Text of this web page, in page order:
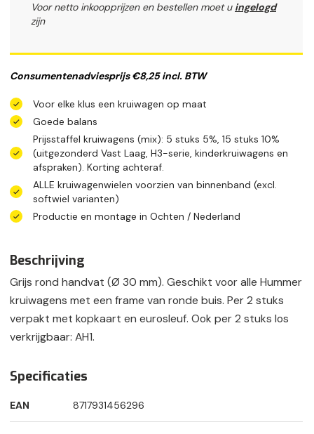
Voor netto inkoopprijzen en bestellen moet u ingelogd
zijn
Consumentenadviesprijs €8,25 incl. BTW
Voor elke klus een kruiwagen op maat
Goede balans
Prijsstaffel kruiwagens (mix): 5 stuks 5%, 15 stuks 10%
(uitgezonderd Vast Laag, H3-serie, kinderkruiwagens en
afspraken). Korting achteraf.
ALLE kruiwagenwielen voorzien van binnenband (excl.
softwiel varianten)
Productie en montage in Ochten / Nederland
Beschrijving
Grijs rond handvat (Ø 30 mm). Geschikt voor alle Hummer
kruiwagens met een frame van ronde buis. Per 2 stuks
verpakt met kopkaart en eurosleuf. Ook per 2 stuks los
verkrijgbaar: AH1.
Specificaties
EAN 8717931456296